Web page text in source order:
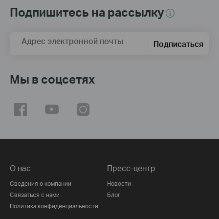
Подпишитесь на рассылку
Адрес электронной почты Подписаться
Мы в соцсетях
О нас
Сведения о компании
Связаться с нами
Политика конфиденциальности
Пресс-центр
Новости
Блог